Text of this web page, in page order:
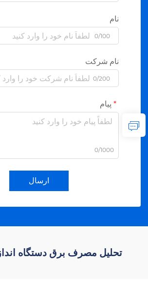
نام
0/100
نام شرکت
0/200
پیام
0/1000
ارسال
تحلیل مصرف برق دستگاه